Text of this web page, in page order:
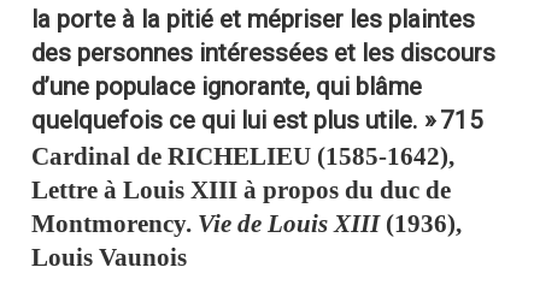
la porte à la pitié et mépriser les plaintes
des personnes intéressées et les discours
d’une populace ignorante, qui blâme
quelquefois ce qui lui est plus utile. »715
Cardinal deRICHELIEU (1585-1642),
Lettre à LouisXIII à propos du duc de
Montmorency. Vie de Louis XIII(1936),
Louis Vaunois